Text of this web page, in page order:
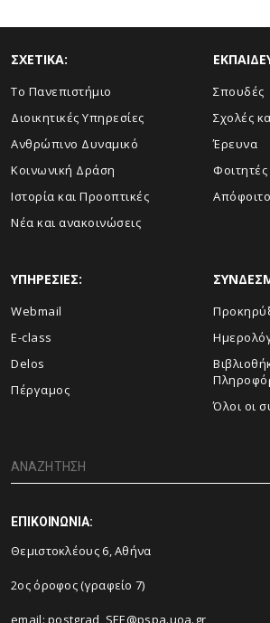
ΣΧΕΤΙΚΑ:
Το Πανεπιστήμιο
Διοικητικές Υπηρεσίες
Ανθρώπινο Δυναμικό
Κοινωνική Δράση
Ιστορία και Προοπτικές
Νέα και ανακοινώσεις
Σπουδές
Σχολές
Έρευνα
Φοιτητές
ΥΠΗΡΕΣΙΕΣ:
Webmail
E-class
Delos
Πέργαμος
Όλοι οι
ΕΠΙΚΟΙΝΩΝΙΑ:
Θεμιστοκλέους 6, Αθήνα
2ος όροφος (γραφείο 7)
email: postgrad_SEE@pspa.uoa.gr